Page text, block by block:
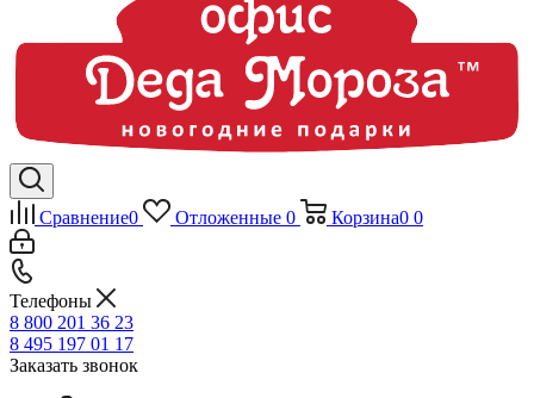
Сравнение0 Отложенные 0 Корзина0 0
Телефоны
8 800 201 36 23
8 495 197 01 17
Заказать звонок